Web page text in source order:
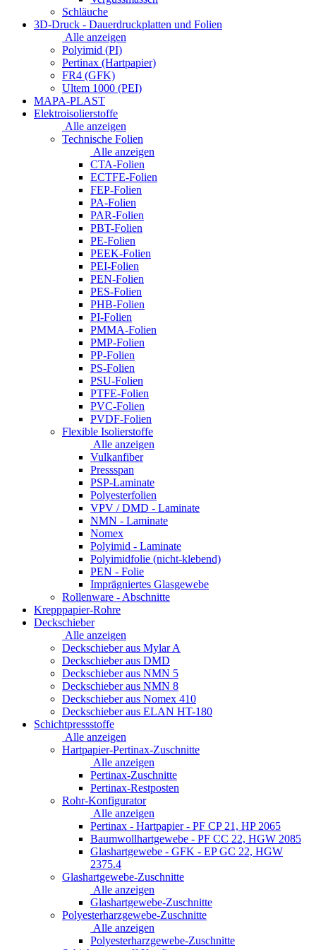
Schläuche
3D-Druck - Dauerdruckplatten und Folien
Alle anzeigen
Polyimid (PI)
Pertinax (Hartpapier)
FR4 (GFK)
Ultem 1000 (PEI)
MAPA-PLAST
Elektroisolierstoffe
Alle anzeigen
Technische Folien
Alle anzeigen
CTA-Folien
ECTFE-Folien
FEP-Folien
PA-Folien
PAR-Folien
PBT-Folien
PE-Folien
PEEK-Folien
PEI-Folien
PEN-Folien
PES-Folien
PHB-Folien
PI-Folien
PMMA-Folien
PMP-Folien
PP-Folien
PS-Folien
PSU-Folien
PTFE-Folien
PVC-Folien
PVDF-Folien
Flexible Isolierstoffe
Alle anzeigen
Vulkanfiber
Pressspan
PSP-Laminate
Polyesterfolien
VPV / DMD - Laminate
NMN - Laminate
Nomex
Polyimid - Laminate
Polyimidfolie (nicht-klebend)
PEN - Folie
Imprägniertes Glasgewebe
Rollenware - Abschnitte
Krepppapier-Rohre
Deckschieber
Alle anzeigen
Deckschieber aus Mylar A
Deckschieber aus DMD
Deckschieber aus NMN 5
Deckschieber aus NMN 8
Deckschieber aus Nomex 410
Deckschieber aus ELAN HT-180
Schichtpressstoffe
Alle anzeigen
Hartpapier-Pertinax-Zuschnitte
Alle anzeigen
Pertinax-Zuschnitte
Pertinax-Restposten
Rohr-Konfigurator
Alle anzeigen
Pertinax - Hartpapier - PF CP 21, HP 2065
Baumwollhartgewebe - PF CC 22, HGW 2085
Glashartgewebe - GFK - EP GC 22, HGW
2375.4
Glashartgewebe-Zuschnitte
Alle anzeigen
Glashartgewebe-Zuschnitte
Polyesterharzgewebe-Zuschnitte
Alle anzeigen
Polyesterharzgewebe-Zuschnitte